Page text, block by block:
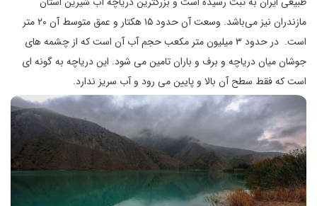
مازندران نیز می‌باشد. وسعت آن حدود ۱۵ هکتار و عمق متوسط آن ۲۰ متر
است. در حدود ۳ میلیون متر مکعب حجم آب آن است که از چشمه های
جوشان میان دریاچه و برف و باران تامین می شود. این دریاچه به گونه ای
است که فقط سطح آن بالا و پایین می رود و آب سریز ندارد.